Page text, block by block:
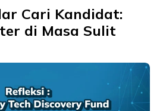
Cari Kandidat:
di Masa Sulit